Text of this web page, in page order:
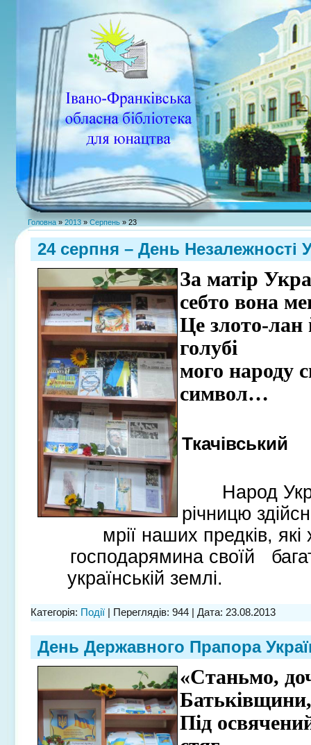
Головна»2013 » Серпень » 23
24 серпня – День Незалежності
За матір
себто вона
Це злото-лан
голубі
мого народу
символ…
Народ
річницю
мрії наших предків, які
господарямина своїй
українській землі.
Категорія: Події | Переглядів: 944 | Дата: 23.08.2013
День Державного Прапора
«Станьмо,
Батьківщини,
Під